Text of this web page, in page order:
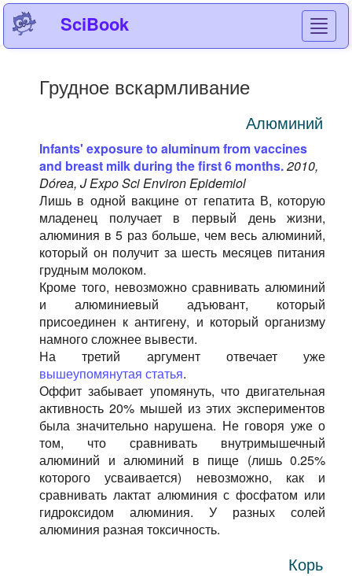
SciBook
Грудное вскармливание
Алюминий
Infants' exposure to aluminum from vaccines
and breast milk during the first 6 months.2010,
Dórea, J Expo Sci Environ Epidemiol
Лишь в одной вакцине от гепатита В, которую
младенец получает в первый день жизни,
алюминия в 5 раз больше, чем весь алюминий,
который он получит за шесть месяцев питания
грудным молоком.
Кроме того, невозможно сравнивать алюминий
и алюминиевый адъювант, который
присоединен к антигену, и который организму
намного сложнее вывести.
На третий аргумент отвечает уже
вышеупомянутая статья.
Оффит забывает упомянуть, что двигательная
активность 20% мышей из этих экспериментов
была значительно нарушена. Не говоря уже о
том, что сравнивать внутримышечный
алюминий и алюминий в пище (лишь 0.25%
которого усваивается) невозможно, как и
сравнивать лактат алюминия с фосфатом или
гидроксидом алюминия. У разных солей
алюминия разная токсичность.
Корь